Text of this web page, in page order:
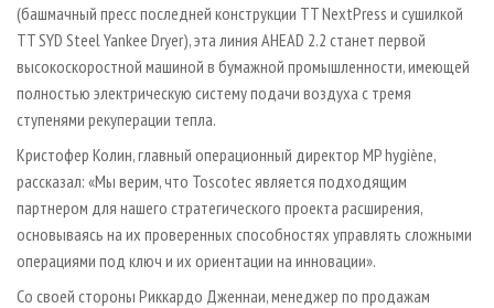
(башмачный пресс последней конструкции TT NextPress и сушилкой
TT SYD Steel Yankee Dryer), эта линия AHEAD 2.2 станет первой
высокоскоростной машиной в бумажной промышленности, имеющей
полностью электрическую систему подачи воздуха с тремя
ступенями рекуперации тепла.
Кристофер Колин, главный операционный директор MP hygiène,
рассказал: «Мы верим, что Toscotec является подходящим
партнером для нашего стратегического проекта расширения,
основываясь на их проверенных способностях управлять сложными
операциями под ключ и их ориентации на инновации».
Со своей стороны Риккардо Дженнаи, менеджер по продажам